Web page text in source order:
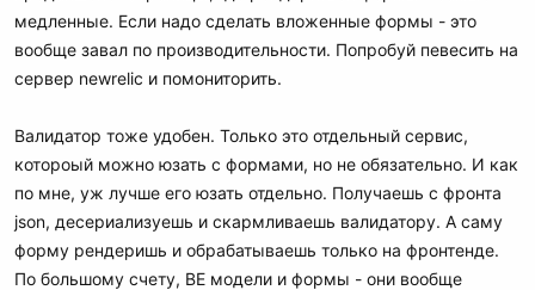
медленные. Если надо сделать вложенные формы - это
вообще завал по производительности. Попробуй певесить на
сервер newrelic и помониторить.
Валидатор тоже удобен. Только это отдельный сервис,
котороый можно юзать с формами, но не обязательно. И как
по мне, уж лучше его юзать отдельно. Получаешь с фронта
json, десериализуешь и скармливаешь валидатору. А саму
форму рендеришь и обрабатываешь только на фронтенде.
По большому счету, BE модели и формы - они вообще